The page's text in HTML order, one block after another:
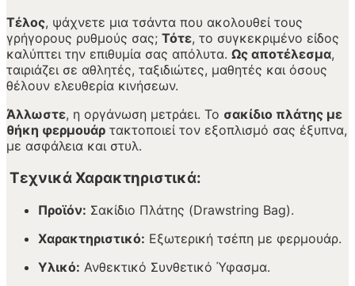
Τέλος, ψάχνετε μια τσάντα που ακολουθεί τους
γρήγορους ρυθμούς σας; Τότε, το συγκεκριμένο είδος
καλύπτει την επιθυμία σας απόλυτα. Ως αποτέλεσμα,
ταιριάζει σε αθλητές, ταξιδιώτες, μαθητές και όσους
θέλουν ελευθερία κινήσεων.
Άλλωστε, η οργάνωση μετράει. Το σακίδιο πλάτης με
θήκη φερμουάρ τακτοποιεί τον εξοπλισμό σας έξυπνα,
με ασφάλεια και στυλ.
Τεχνικά Χαρακτηριστικά:
Προϊόν: Σακίδιο Πλάτης (Drawstring Bag).
Χαρακτηριστικό: Εξωτερική τσέπη με φερμουάρ.
Υλικό: Ανθεκτικό Συνθετικό Ύφασμα.